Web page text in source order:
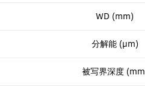
WD (mm)
分解能 (µm)
被写界深度